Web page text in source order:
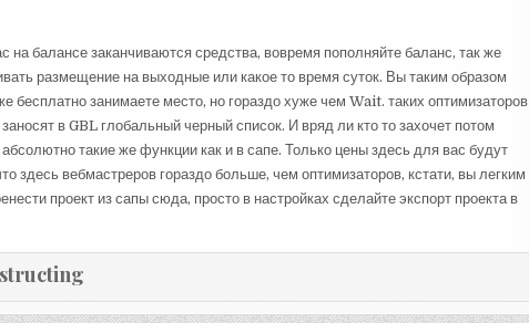
балансе заканчиваются средства, вовремя пополняйте баланс, так же
размещение на выходные или какое то время суток. Вы таким образом
бесплатно занимаете место, но гораздо хуже чем Wait. таких оптимизаторов
в GBL глобальный черный список. И вряд ли кто то захочет потом
такие же функции как и в сапе. Только цены здесь для вас будут
здесь вебмастреров гораздо больше, чем оптимизаторов, кстати, вы легким
проект из сапы сюда, просто в настройках сделайте экспорт проекта в